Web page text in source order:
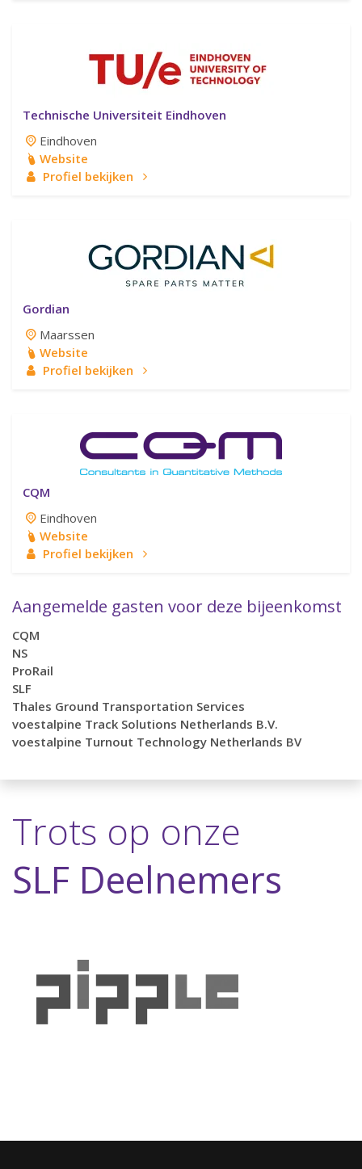
Technische Universiteit Eindhoven
Eindhoven
Website
Profiel bekijken
Gordian
Maarssen
Website
Profiel bekijken
CQM
Eindhoven
Website
Profiel bekijken
Aangemelde gasten voor deze bijeenkomst
CQM
NS
ProRail
SLF
Thales Ground Transportation Services
voestalpine Track Solutions Netherlands B.V.
voestalpine Turnout Technology Netherlands BV
Trots op onze
SLF Deelnemers